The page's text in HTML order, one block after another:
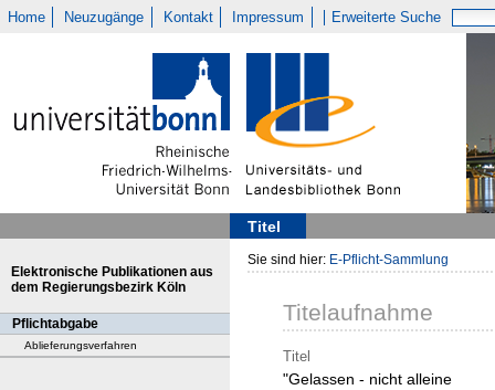
Home Neuzugänge Kontakt Impressum Erweiterte Suche
Titel
Elektronische Publikationen aus
dem Regierungsbezirk Köln
Pflichtabgabe
Ablieferungsverfahren
Sie sind hier: E-Pflicht-Sammlung
Titelaufnahme
Titel
"Gelassen - nicht alleine